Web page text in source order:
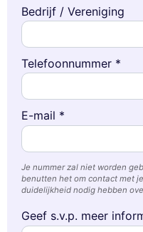
Bedrijf / Vereniging
Telefoonnummer *
E-mail *
Je nummer zal niet worden
benutten het om contact met
duidelijkheid nodig hebben
Geef s.v.p. meer